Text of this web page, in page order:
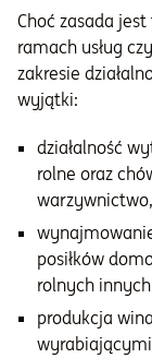
Choć zasada
ramach usług
zakresie
wyjątki:
działalność
rolne oraz
posiłków
rolnych
produkcja